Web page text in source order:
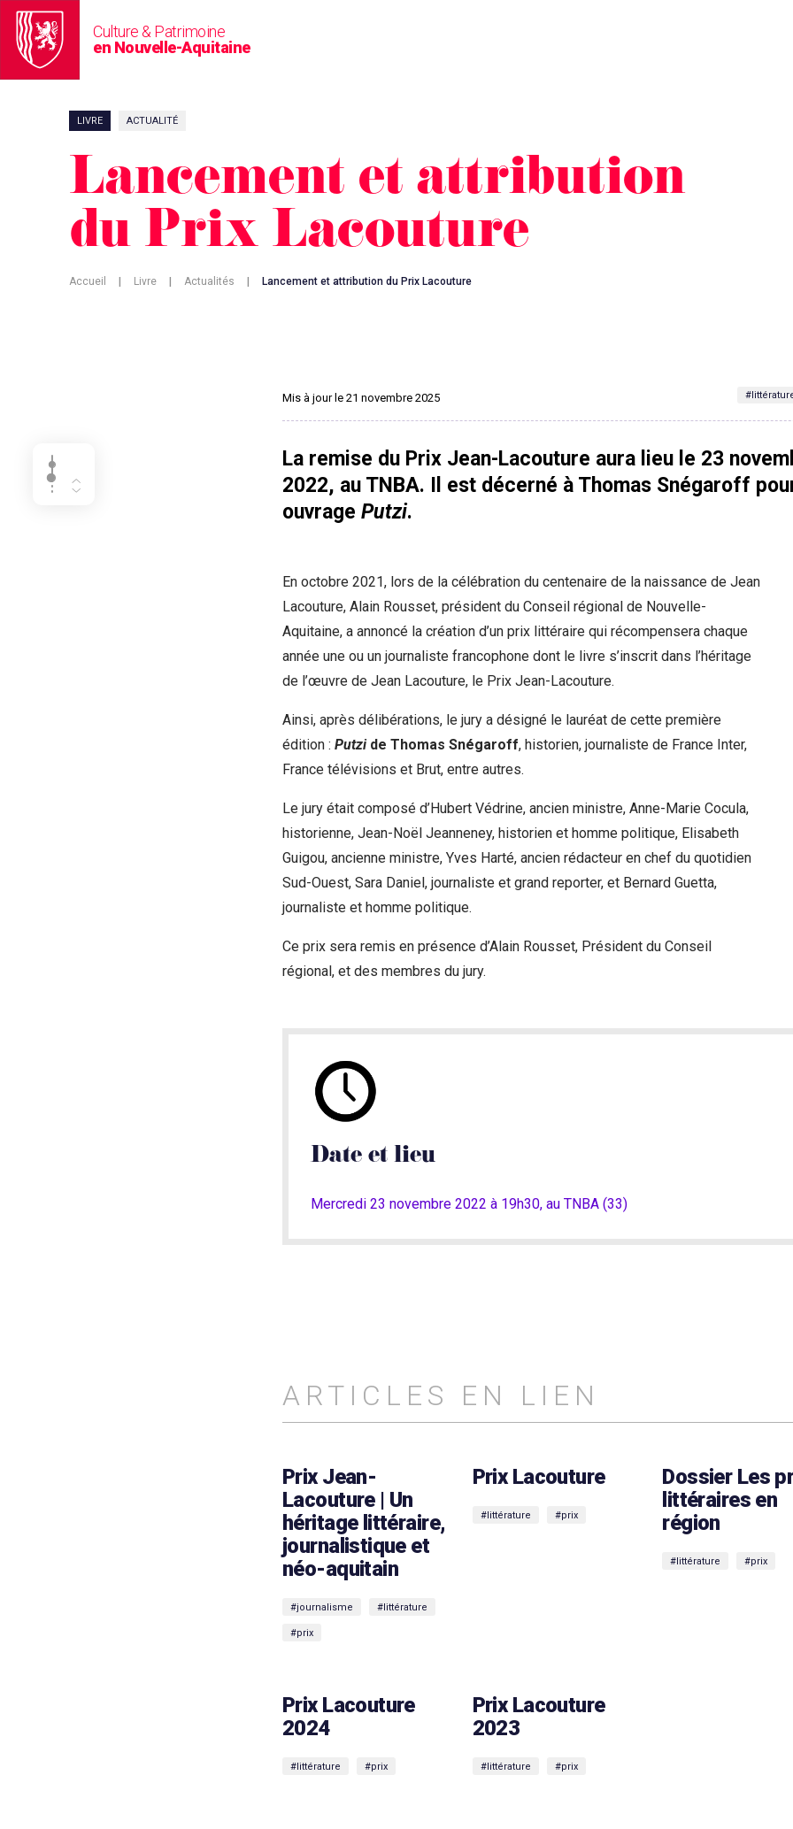
Culture & Patrimoine
en Nouvelle-Aquitaine
LIVRE ACTUALITÉ
Lancement et attribution
du Prix Lacouture
Accueil Livre Actualités Lancement et attribution du Prix Lacouture
Mis à jour le 21 novembre 2025
La remise du Prix Jean-Lacouture aura lieu le 23
2022, au TNBA. Il est décerné à Thomas Snégaroff
ouvrage Putzi.
En octobre 2021, lors de la célébration du centenaire de la naissance de Jean
Lacouture, Alain Rousset, président du Conseil régional de Nouvelle-
Aquitaine, a annoncé la création d’un prix littéraire qui récompensera chaque
année une ou un journaliste francophone dont le livre s’inscrit dans l’héritage
de l’œuvre de Jean Lacouture, le Prix Jean-Lacouture.
Ainsi, après délibérations, le jury a désigné le lauréat de cette première
édition : Putzide Thomas Snégaroff, historien, journaliste de France Inter,
France télévisions et Brut, entre autres.
Le jury était composé d’Hubert Védrine, ancien ministre, Anne-Marie Cocula,
historienne, Jean-Noël Jeanneney, historien et homme politique, Elisabeth
Guigou, ancienne ministre, Yves Harté, ancien rédacteur en chef du quotidien
Sud-Ouest, Sara Daniel, journaliste et grand reporter, et Bernard Guetta,
journaliste et homme politique.
Ce prix sera remis en présence d’Alain Rousset, Président du Conseil
régional, et des membres du jury.
Date et lieu
Mercredi 23 novembre 2022 à 19h30, au TNBA (33)
ARTICLES EN LIEN
Prix Jean-
Lacouture | Un
héritage littéraire,
journalistique et
néo-aquitain
#journalisme #littérature
#prix
Prix Lacouture
#littérature #prix
Dossier Les
littéraires en
région
#littérature #prix
Prix Lacouture
2024
#littérature #prix
Prix Lacouture
2023
#littérature #prix